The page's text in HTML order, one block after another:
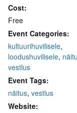
Cost:
Free
Event Categories:
kultuurihuvilisele,
loodushuvilisele,
vestlus
Event Tags:
näitus, vestlus
Website: